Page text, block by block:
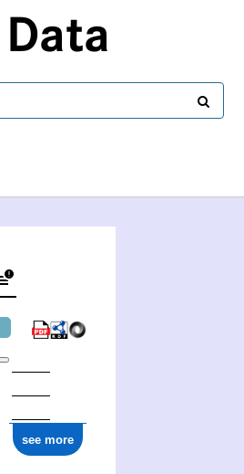
Data
see more